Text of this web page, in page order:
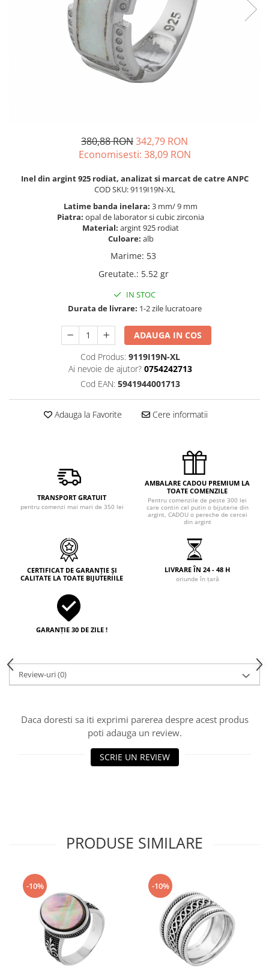
BRATARA TIP ROZARIU
LANTURI TIP ROZARIU
380,88 RON342,79 RON
Economisesti: 38,09 RON
Inel din argint 925 rodiat, analizat si marcat de catre ANPC
COD SKU: 9119I19N-XL
Latime banda inelara: 3 mm/ 9 mm
Piatra: opal de laborator si cubic zirconia
Material: argint 925 rodiat
Culoare: alb
Marime: 53
Greutate.: 5.52 gr
IN STOC
Durata de livrare: 1-2 zile lucratoare
ADAUGA IN COS
Cod Produs: 9119I19N-XL
Ai nevoie de ajutor? 0754242713
Cod EAN: 5941944001713
Adauga la Favorite Cere informatii
TRANSPORT GRATUIT
pentru comenzi mai mari de 350 lei
AMBALARE CADOU PREMIUM LA
TOATE COMENZILE
Pentru comenzile de peste 300 lei
care contin cel putin o bijuterie din
argint, CADOU o pereche de cercei
din argint
CERTIFICAT DE GARANȚIE ȘI
CALITATE LA TOATE BIJUTERIILE
LIVRARE ÎN 24 - 48 H
oriunde în țară
GARANȚIE 30 DE ZILE !
Review-uri(0)
Daca doresti sa iti exprimi parerea despre acest produs
poti adauga un review.
SCRIE UN REVIEW
PRODUSE SIMILARE
-10% -10%